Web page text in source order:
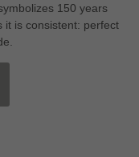
150 years
it is consistent: perfect